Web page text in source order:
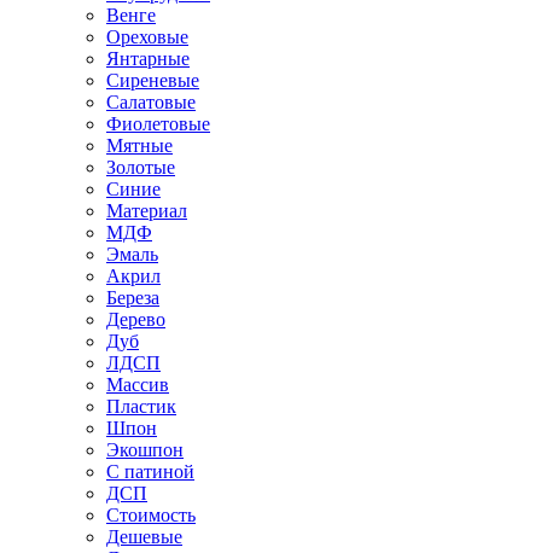
Венге
Ореховые
Янтарные
Сиреневые
Салатовые
Фиолетовые
Мятные
Золотые
Синие
Материал
МДФ
Эмаль
Акрил
Береза
Дерево
Дуб
ЛДСП
Массив
Пластик
Шпон
Экошпон
С патиной
ДСП
Стоимость
Дешевые